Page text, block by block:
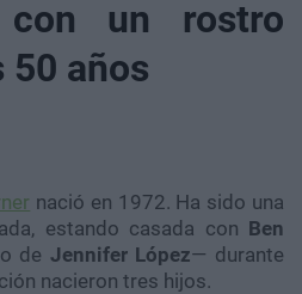
un rostro
50 años
nació en 1972. Ha sido una
estando casada con Ben
de Jennifer López― durante
nacieron tres hijos.